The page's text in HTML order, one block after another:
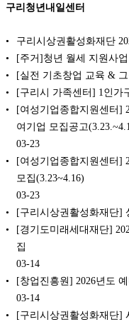
구리청년내일센터
구리시상권활성화재단
[주거]청년 월세 지원사
[실전 기초창업 교육 &
[구리시 가족센터] 1인가
[여성기업종합지원센터]
여기업 모집공고
03-23
[여성기업종합지원센터]
모집(3.23~4.16)
03-23
[구리시상권활성화재단]
[경기도미래세대재단]
집
03-14
[창업진흥원] 2026년도
03-14
[구리시상권활성화재단]